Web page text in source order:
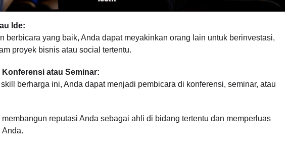
Ide:
berbicara yang baik, Anda dapat meyakinkan orang lain untuk berinvestasi,
proyek bisnis atau social tertentu.
atau Seminar:
berharga ini, Anda dapat menjadi pembicara di konferensi, seminar, atau
membangun reputasi Anda sebagai ahli di bidang tertentu dan memperluas
Anda.